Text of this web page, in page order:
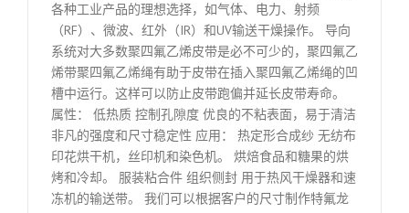
各种工业产品的理想选择，如气体、电力、射频
（RF）、微波、红外（IR）和UV输送干燥操作。 导向
系统对大多数聚四氟乙烯皮带是必不可少的，聚四氟乙
烯带聚四氟乙烯绳有助于皮带在插入聚四氟乙烯绳的凹
槽中运行。这样可以防止皮带跑偏并延长皮带寿命。
属性： 低热质 控制孔隙度 优良的不粘表面，易于清洁
非凡的强度和尺寸稳定性 应用： 热定形合成纱 无纺布
印花烘干机，丝印机和染色机。 烘焙食品和糖果的烘
烤和冷却。 服装粘合件 组织侧封 用于热风干燥器和速
冻机的输送带。 我们可以根据客户的尺寸制作特氟龙